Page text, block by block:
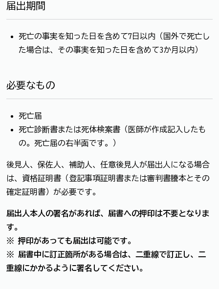
届出期間
死亡の事実を知った日を含めて7日以内（国外で死亡し
た場合は、その事実を知った日を含めて3か月以内）
必要なもの
死亡届
死亡診断書または死体検案書（医師が作成記入したも
の。死亡届の右半面です。）
後見人、保佐人、補助人、任意後見人が届出人になる場合
は、資格証明書（登記事項証明書または審判書謄本とその
確定証明書）が必要です。
届出人本人の署名があれば、届書への押印は不要となりま
す。
※ 押印があっても届出は可能です。
※ 届書中に訂正箇所がある場合は、二重線で訂正し、二
重線にかかるように署名してください。